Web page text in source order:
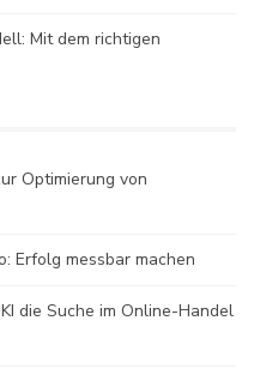
Mit dem richtigen
Optimierung von
Erfolg messbar machen
die Suche im Online-Handel